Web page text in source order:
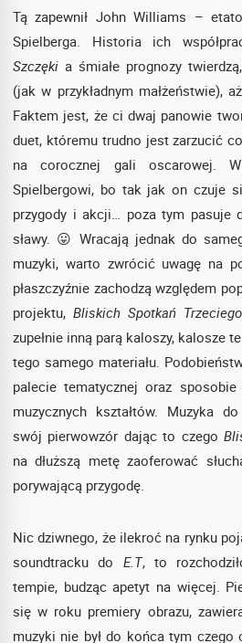
Tą zapewnił John Williams –
Spielberga. Historia ich
Szczęki a śmiałe prognozy
(jak w przykładnym małżeństwie),
Faktem jest, że ci dwaj panowie
duet, któremu trudno jest zarzucić
na corocznej gali oscarowej.
Spielbergowi, bo tak jak on czuje
przygody i akcji… poza tym pasuje
sławy. 😛 Wracają jednak do
muzyki, warto zwrócić uwagę na
płaszczyźnie zachodzą względem
projektu, Bliskich Spotkań
zupełnie inną parą kaloszy, kalosze
tego samego materiału.
palecie tematycznej oraz sposobie
muzycznych kształtów. Muzyka
swój pierwowzór dając to czego
na dłuższą metę zaoferować
porywającą przygodę.
Nic dziwnego, że ilekroć na rynku
soundtracku do E.T, to
tempie, budząc apetyt na więcej.
się w roku premiery obrazu,
muzyki nie był do końca tym czego